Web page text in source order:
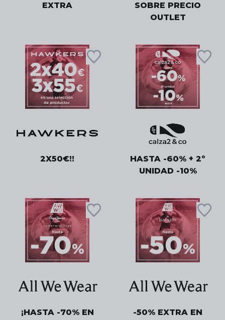
EXTRA
SOBRE PRECIO
OUTLET
2X50€!!
HASTA -60% + 2º
UNIDAD -10%
¡HASTA -70% EN
-50% EXTRA EN